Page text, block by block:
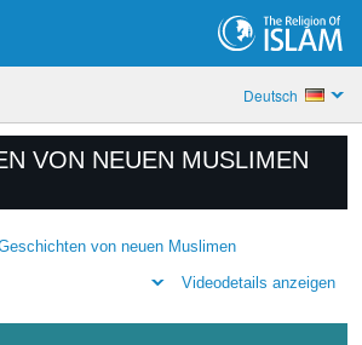
Deutsch
VON NEUEN MUSLIMEN
von neuen Muslimen
Videodetails anzeigen